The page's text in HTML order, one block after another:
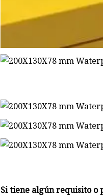
Si tiene algún requisito o